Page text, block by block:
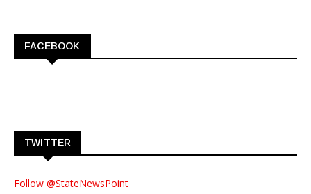
FACEBOOK
TWITTER
Follow @StateNewsPoint